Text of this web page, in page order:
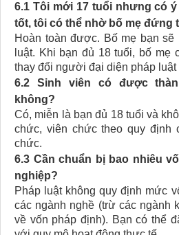
6.1 Tôi mới 17 tuổi nhưng có
tốt, tôi có thể nhờ bố mẹ đứng
Hoàn toàn được. Bố mẹ bạn
luật. Khi bạn đủ 18 tuổi, bố mẹ
thay đổi người đại diện pháp luật
6.2 Sinh viên có được
không?
Có, miễn là bạn đủ 18 tuổi và
chức, viên chức theo quy định
chức.
6.3 Cần chuẩn bị bao nhiêu
nghiệp?
Pháp luật không quy định mức
các ngành nghề (trừ các ngành
về vốn pháp định). Bạn có thể